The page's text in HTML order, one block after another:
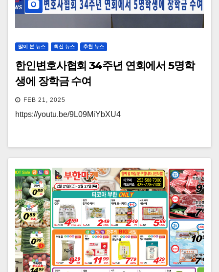
많이 본 뉴스 최신 뉴스 추천 뉴스
한인변호사협회 34주년 연회에서 5명학
생에 장학금 수여
FEB 21, 2025
https://youtu.be/9L09MiYbXU4